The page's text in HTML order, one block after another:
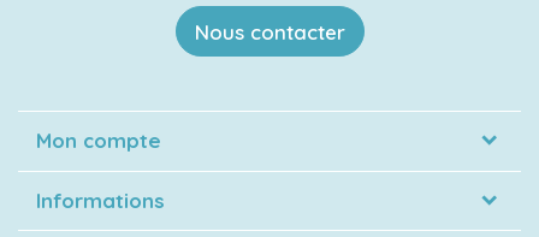
Nous contacter
Mon compte
Informations